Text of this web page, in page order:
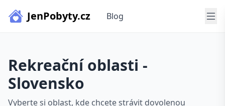
JenPobyty.cz Blog
Rekreační oblasti -
Slovensko
Vyberte si oblast, kde chcete strávit dovolenou